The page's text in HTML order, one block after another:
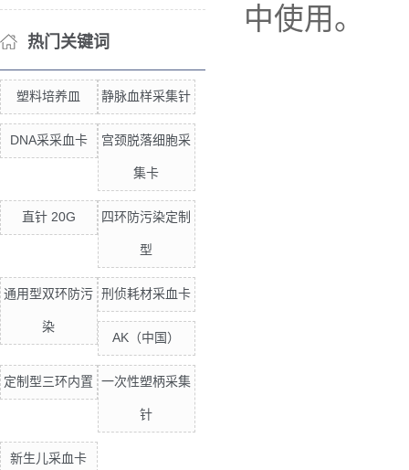
热门关键词
塑料培养皿 静脉血样采集针
DNA采采血卡 宫颈脱落细胞采
集卡
直针 20G 四环防污染定制
型
通用型双环防污
染
刑侦耗材采血卡
AK（中国）
定制型三环内置 一次性塑柄采集
针
新生儿采血卡
中使用。